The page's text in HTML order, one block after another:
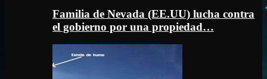
Familia de Nevada (EE.UU) lucha contra
el gobierno por una propiedad…